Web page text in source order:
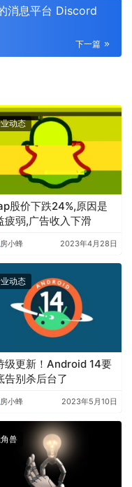
消息平台 Discord
下一篇
动态
股价下跌24%,原因是
疲弱,广告收入下滑
房小蜂 2023年4月28日
动态
级更新！Android 14要
告别杀后台了
房小蜂 2023年5月10日
兽